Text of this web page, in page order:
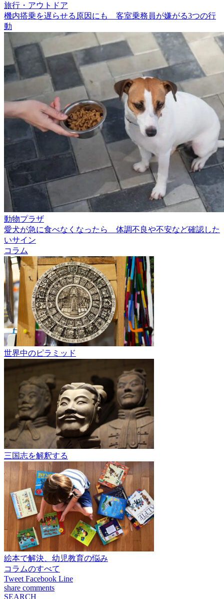
旅行・アウトドア
機内搭乗を遅らせる原因にも 客室乗務員が嫌がる3つの行
動
動物プラザ
愛犬が急に食べなくなったら 体調不良や不安など確認した
いサイン
コラム
世界中のピラミッド
三国志を解釈する
絵本で解決、幼児教育の悩み
コラムのすべて
Tweet Facebook Line
share comments
SEARCH